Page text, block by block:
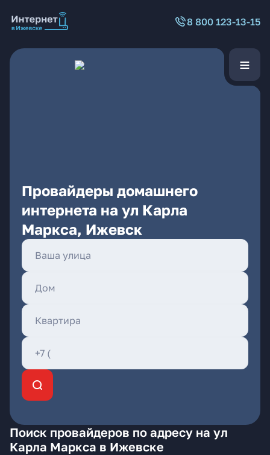
8 800 123-13-15
Провайдеры домашнего
интернета на ул Карла
Маркса, Ижевск
Поиск провайдеров по адресу на ул
Карла Маркса в Ижевске